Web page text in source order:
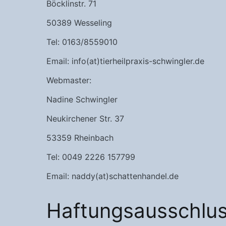
Böcklinstr. 71
50389 Wesseling
Tel: 0163/8559010
Email: info(at)tierheilpraxis-schwingler.de
Webmaster:
Nadine Schwingler
Neukirchener Str. 37
53359 Rheinbach
Tel: 0049 2226 157799
Email: naddy(at)schattenhandel.de